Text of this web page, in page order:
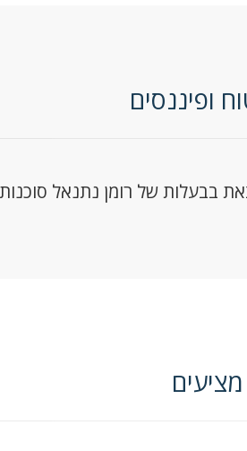
ופיננסים